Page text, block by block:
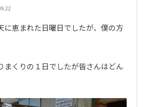
に恵まれた日曜日でしたが、僕の方
まくりの１日でしたが皆さんはどん